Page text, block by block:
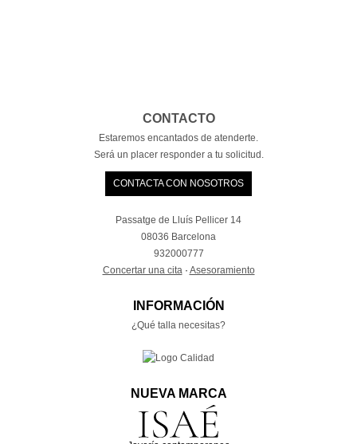
CONTACTO
Estaremos encantados de atenderte.
Será un placer responder a tu solicitud.
CONTACTA CON NOSOTROS
Passatge de Lluís Pellicer 14
08036 Barcelona
932000777
Concertar una cita· Asesoramiento
INFORMACIÓN
¿Qué talla necesitas?
NUEVA MARCA